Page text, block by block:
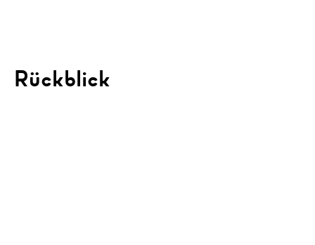
Rückblick